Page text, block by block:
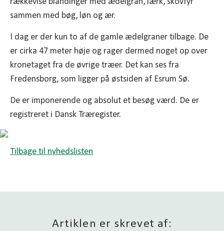
rækkevise blandinger med ædelgran, lærk, skovfyr
sammen med bøg, løn og ær.
I dag er der kun to af de gamle ædelgraner tilbage. De
er cirka 47 meter høje og rager dermed noget op over
kronetaget fra de øvrige træer. Det kan ses fra
Fredensborg, som ligger på østsiden af Esrum Sø.
De er imponerende og absolut et besøg værd. De er
registreret i Dansk Træregister.
Tilbage til nyhedslisten
Artiklen er skrevet af: